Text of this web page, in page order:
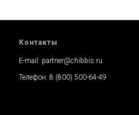
Контакты
E-mail: partner@chibbis.ru
Телефон: 8 (800) 500-64-49